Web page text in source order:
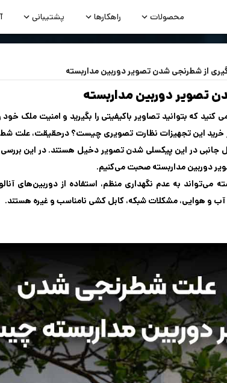
محصولات راهکارها پشتیبانی
از شطرنجی شدن تصویر دوربین مداربسته
تصویر دوربین مداربسته
کنید که بتوانید تصاویر باکیفیتی را بگیرید و امنیت ملک
خرید این تجهیزات نظارت تصویری چیست؟ درحقیقت، علت
در این پیکسلی شدن تصویر دخیل هستند. در این بررسی
دوربین مداربسته صحبت می‌کنیم.
و هوایی، مشکلات شبکه، کابل کشی نامناسب و غیره هستند.